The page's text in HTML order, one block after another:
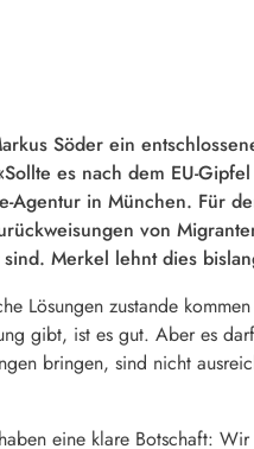
Söder ein
es nach dem EU-
in München. Für
von
Merkel lehnt dies
Lösungen zustande
gibt, ist es gut. Aber es
bringen, sind nicht
eine klare Botschaft: